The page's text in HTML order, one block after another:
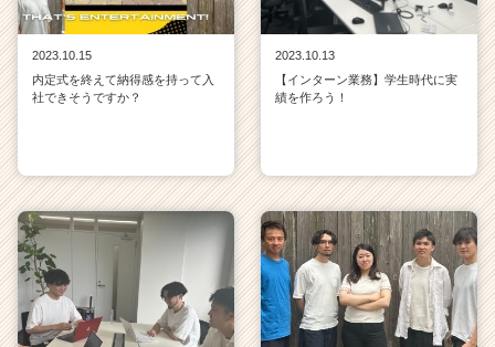
2023.10.15
内定式を終えて納得感を持って入
社できそうですか？
2023.10.13
【インターン業務】学生時代に実
績を作ろう！